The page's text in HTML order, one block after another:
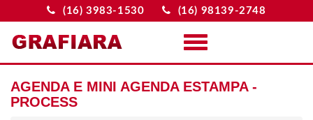
(16) 3983-1530 (16) 98139-2748
Menu
AGENDA E MINI AGENDA ESTAMPA -
PROCESS